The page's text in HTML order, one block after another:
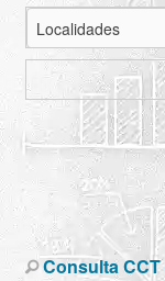
Consulta CCT